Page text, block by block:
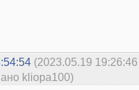
(2023.05.19 19:26:46
kliopa100)